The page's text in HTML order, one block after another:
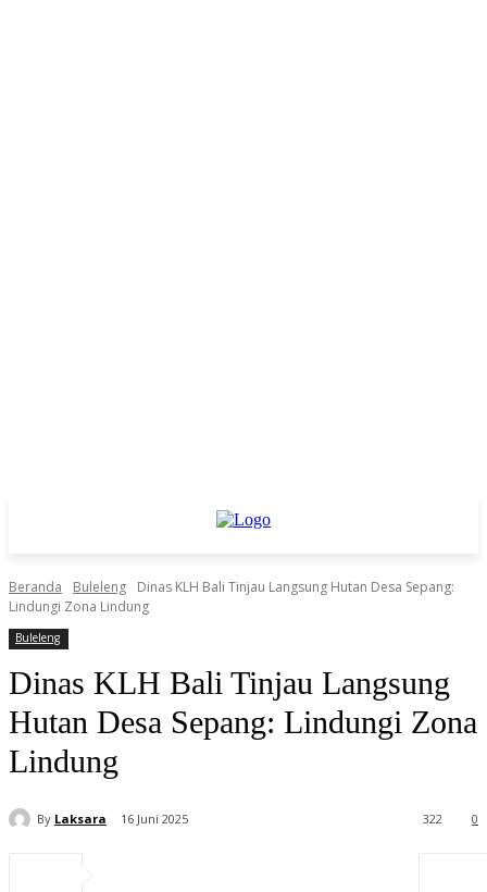
Beranda Buleleng
Dinas KLH Bali Tinjau Langsung Hutan Desa Sepang:
Lindungi Zona Lindung
Buleleng
Dinas KLH Bali Tinjau Langsung
Hutan Desa Sepang: Lindungi Zona
Lindung
By Laksara 16 Juni 2025 0
322